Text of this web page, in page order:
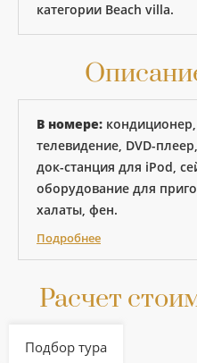
категории Beach villa.
В номере:
телевидение, DVD-
док-станция для iPod,
оборудование для
халаты, фен.
Подробнее
Расчет
Подбор тура